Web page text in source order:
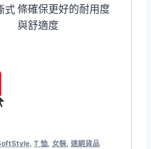
式 條確保更好的耐用度
與舒適度
T 恤 女裝 速銷貨品